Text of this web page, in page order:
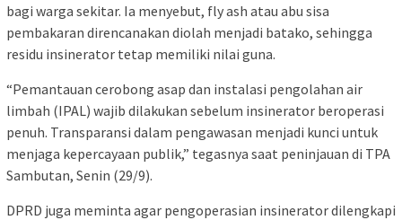
bagi warga sekitar. Ia menyebut, fly ash atau abu sisa
pembakaran direncanakan diolah menjadi batako, sehingga
residu insinerator tetap memiliki nilai guna.
“Pemantauan cerobong asap dan instalasi pengolahan air
limbah (IPAL) wajib dilakukan sebelum insinerator beroperasi
penuh. Transparansi dalam pengawasan menjadi kunci untuk
menjaga kepercayaan publik,” tegasnya saat peninjauan di TPA
Sambutan, Senin (29/9).
DPRD juga meminta agar pengoperasian insinerator dilengkapi